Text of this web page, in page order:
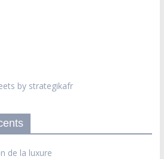
by strategikafr
de la luxure